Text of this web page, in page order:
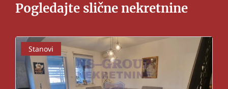
Pogledajte slične nekretnine
Stanovi